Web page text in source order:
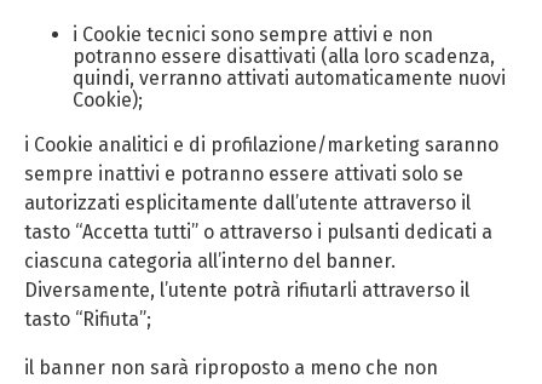
i Cookie tecnici sono sempre attivi e non
potranno essere disattivati (alla loro scadenza,
quindi, verranno attivati automaticamente nuovi
Cookie);
i Cookie analitici e di profilazione/marketing saranno
sempre inattivi e potranno essere attivati solo se
autorizzati esplicitamente dall’utente attraverso il
tasto “Accetta tutti” o attraverso i pulsanti dedicati a
ciascuna categoria all’interno del banner.
Diversamente, l’utente potrà rifiutarli attraverso il
tasto “Rifiuta”;
il banner non sarà riproposto a meno che non